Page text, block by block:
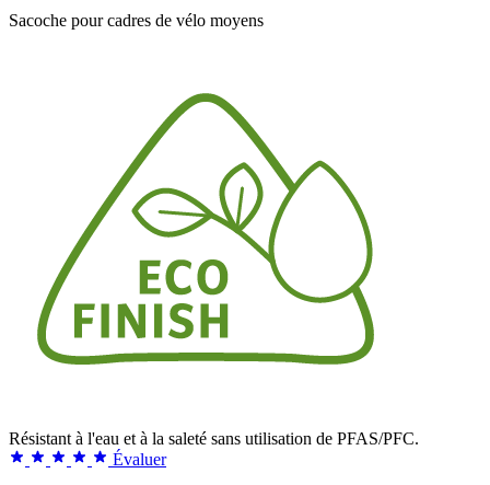
Sacoche pour cadres de vélo moyens
Résistant à l'eau et à la saleté sans utilisation de PFAS/PFC.
Évaluer